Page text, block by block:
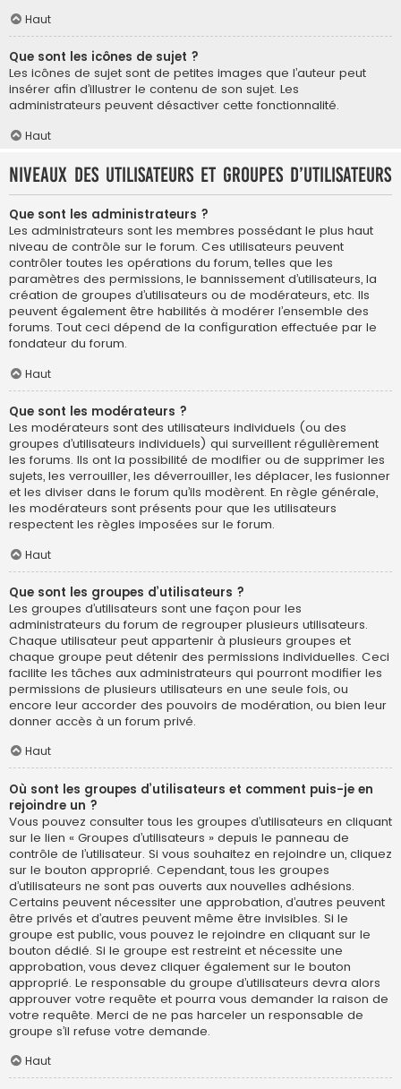
Haut
Que sont les icônes de sujet ?
Les icônes de sujet sont de petites images que l’auteur peut
insérer afin d’illustrer le contenu de son sujet. Les
administrateurs peuvent désactiver cette fonctionnalité.
Haut
Niveaux des utilisateurs et groupes d’utilisateurs
Que sont les administrateurs ?
Les administrateurs sont les membres possédant le plus haut
niveau de contrôle sur le forum. Ces utilisateurs peuvent
contrôler toutes les opérations du forum, telles que les
paramètres des permissions, le bannissement d’utilisateurs, la
création de groupes d’utilisateurs ou de modérateurs, etc. Ils
peuvent également être habilités à modérer l’ensemble des
forums. Tout ceci dépend de la configuration effectuée par le
fondateur du forum.
Haut
Que sont les modérateurs ?
Les modérateurs sont des utilisateurs individuels (ou des
groupes d’utilisateurs individuels) qui surveillent régulièrement
les forums. Ils ont la possibilité de modifier ou de supprimer les
sujets, les verrouiller, les déverrouiller, les déplacer, les fusionner
et les diviser dans le forum qu’ils modèrent. En règle générale,
les modérateurs sont présents pour que les utilisateurs
respectent les règles imposées sur le forum.
Haut
Que sont les groupes d’utilisateurs ?
Les groupes d’utilisateurs sont une façon pour les
administrateurs du forum de regrouper plusieurs utilisateurs.
Chaque utilisateur peut appartenir à plusieurs groupes et
chaque groupe peut détenir des permissions individuelles. Ceci
facilite les tâches aux administrateurs qui pourront modifier les
permissions de plusieurs utilisateurs en une seule fois, ou
encore leur accorder des pouvoirs de modération, ou bien leur
donner accès à un forum privé.
Haut
Où sont les groupes d’utilisateurs et comment puis-je en
rejoindre un ?
Vous pouvez consulter tous les groupes d’utilisateurs en cliquant
sur le lien « Groupes d’utilisateurs » depuis le panneau de
contrôle de l’utilisateur. Si vous souhaitez en rejoindre un, cliquez
sur le bouton approprié. Cependant, tous les groupes
d’utilisateurs ne sont pas ouverts aux nouvelles adhésions.
Certains peuvent nécessiter une approbation, d’autres peuvent
être privés et d’autres peuvent même être invisibles. Si le
groupe est public, vous pouvez le rejoindre en cliquant sur le
bouton dédié. Si le groupe est restreint et nécessite une
approbation, vous devez cliquer également sur le bouton
approprié. Le responsable du groupe d’utilisateurs devra alors
approuver votre requête et pourra vous demander la raison de
votre requête. Merci de ne pas harceler un responsable de
groupe s’il refuse votre demande.
Haut